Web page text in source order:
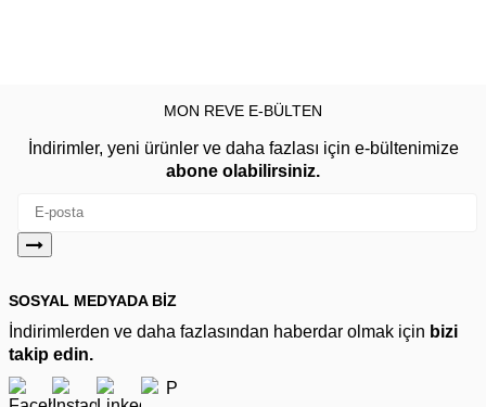
MON REVE E-BÜLTEN
İndirimler, yeni ürünler ve daha fazlası için e-bültenimize
abone olabilirsiniz.
SOSYAL MEDYADA BİZ
İndirimlerden ve daha fazlasından haberdar olmak için bizi
takip edin.